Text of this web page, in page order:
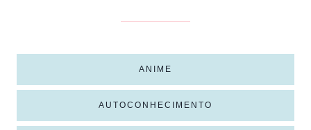
ANIME
AUTOCONHECIMENTO